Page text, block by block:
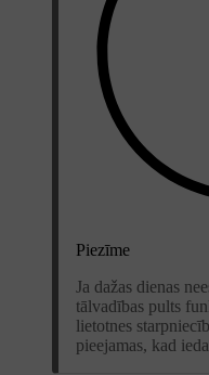
Piezīme
Ja dažas dienas
tālvadības pults
lietotnes
pieejamas, kad